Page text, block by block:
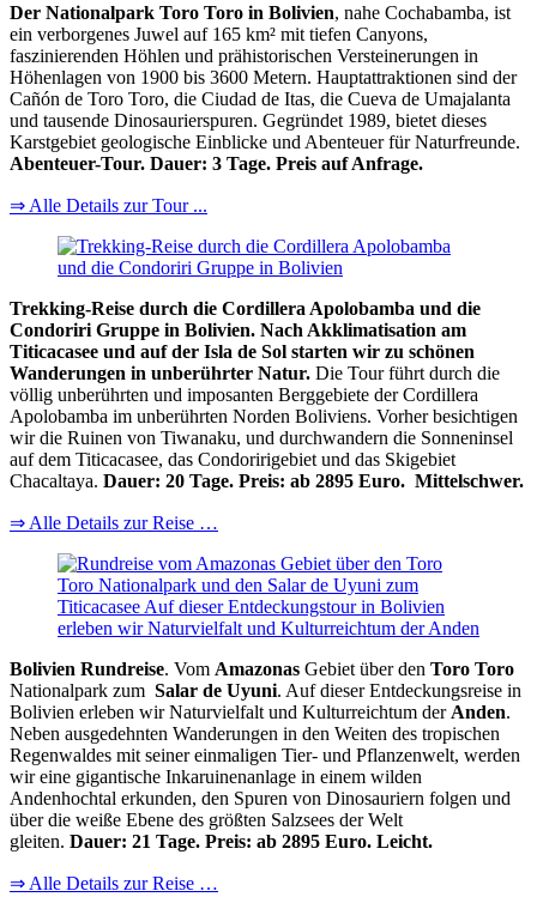
Der Nationalpark Toro Toro in Bolivien, nahe Cochabamba, ist
ein verborgenes Juwel auf 165 km² mit tiefen Canyons,
faszinierenden Höhlen und prähistorischen Versteinerungen in
Höhenlagen von 1900 bis 3600 Metern. Hauptattraktionen sind der
Cañón de Toro Toro, die Ciudad de Itas, die Cueva de Umajalanta
und tausende Dinosaurierspuren. Gegründet 1989, bietet dieses
Karstgebiet geologische Einblicke und Abenteuer für Naturfreunde.
Abenteuer-Tour. Dauer: 3 Tage. Preis auf Anfrage.
⇒ Alle Details zur Tour ...
Trekking-Reise durch die Cordillera Apolobamba und die
Condoriri Gruppe in Bolivien. Nach Akklimatisation am
Titicacasee und auf der Isla de Sol starten wir zu schönen
Wanderungen in unberührter Natur. Die Tour führt durch die
völlig unberührten und imposanten Berggebiete der Cordillera
Apolobamba im unberührten Norden Boliviens. Vorher besichtigen
wir die Ruinen von Tiwanaku, und durchwandern die Sonneninsel
auf dem Titicacasee, das Condoririgebiet und das Skigebiet
Chacaltaya. Dauer: 20 Tage. Preis: ab 2895 Euro. Mittelschwer.
⇒ Alle Details zur Reise …
Bolivien Rundreise. Vom Amazonas Gebiet über den Toro Toro
Nationalpark zum Salar de Uyuni. Auf dieser Entdeckungsreise in
Bolivien erleben wir Naturvielfalt und Kulturreichtum der Anden.
Neben ausgedehnten Wanderungen in den Weiten des tropischen
Regenwaldes mit seiner einmaligen Tier- und Pflanzenwelt, werden
wir eine gigantische Inkaruinenanlage in einem wilden
Andenhochtal erkunden, den Spuren von Dinosauriern folgen und
über die weiße Ebene des größten Salzsees der Welt
gleiten. Dauer: 21 Tage. Preis: ab 2895 Euro. Leicht.
⇒ Alle Details zur Reise …